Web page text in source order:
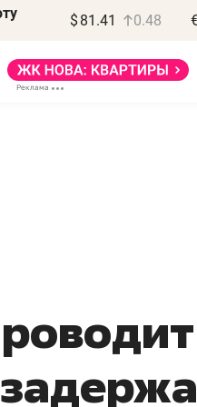
$ 81.41 0.48
бизнес может
минимум